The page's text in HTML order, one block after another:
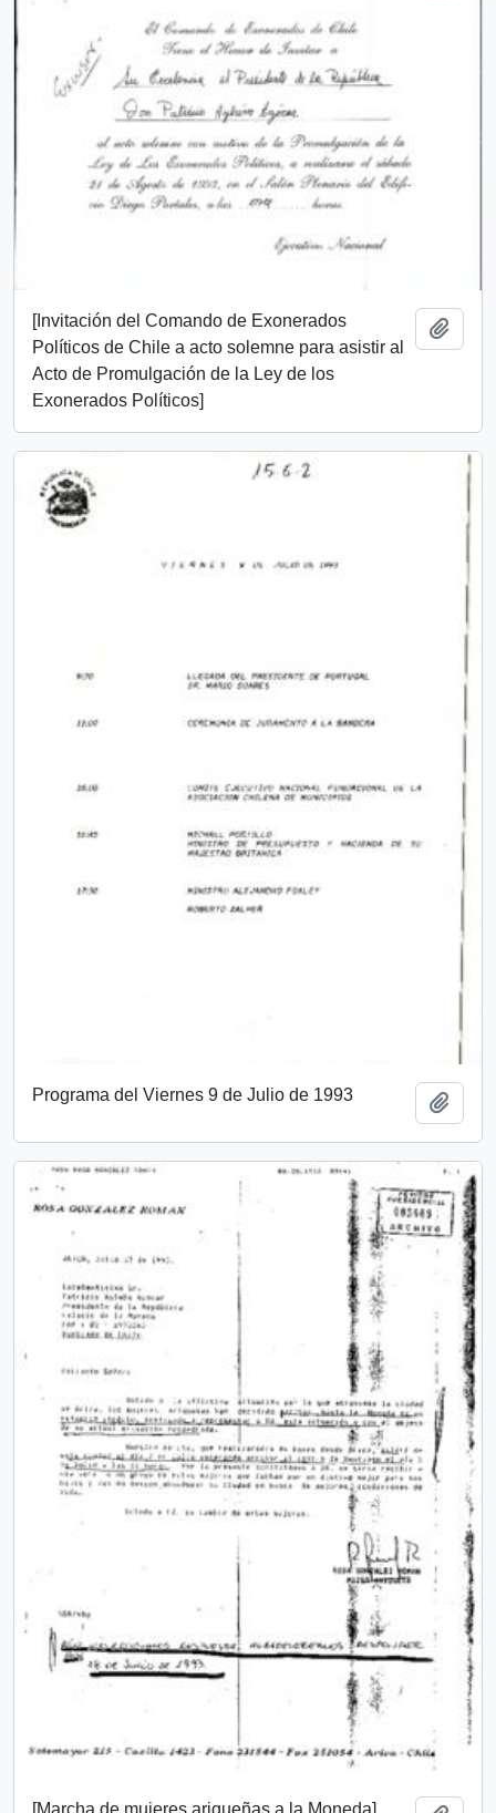
[Invitación del Comando de Exonerados
Políticos de Chile a acto solemne para asistir al
Acto de Promulgación de la Ley de los
Exonerados Políticos]
Programa del Viernes 9 de Julio de 1993
[Marcha de mujeres ariqueñas a la Moneda]